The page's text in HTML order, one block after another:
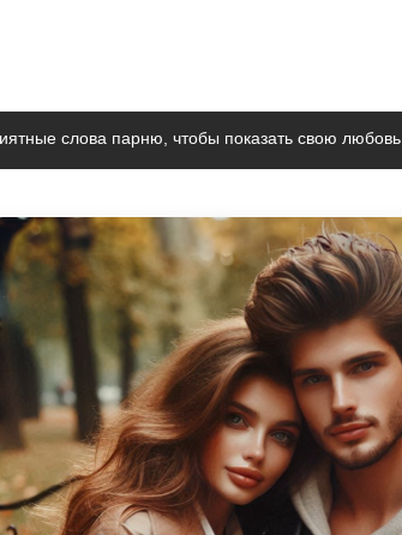
слова парню, чтобы показать свою любовь